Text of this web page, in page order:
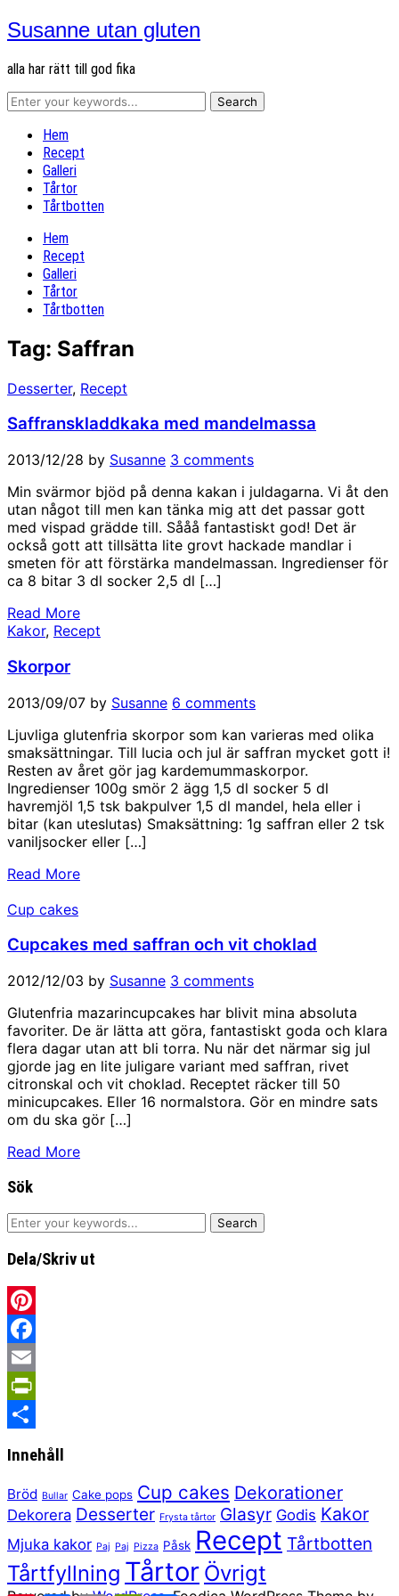
Susanne utan gluten
alla har rätt till god fika
Hem
Recept
Galleri
Tårtor
Tårtbotten
Hem
Recept
Galleri
Tårtor
Tårtbotten
Tag: Saffran
Desserter, Recept
Saffranskladdkaka med mandelmassa
2013/12/28 by Susanne 3 comments
Min svärmor bjöd på denna kakan i juldagarna. Vi åt den
utan något till men kan tänka mig att det passar gott
med vispad grädde till. Sååå fantastiskt god! Det är
också gott att tillsätta lite grovt hackade mandlar i
smeten för att förstärka mandelmassan. Ingredienser för
ca 8 bitar 3 dl socker 2,5 dl […]
Read More
Kakor, Recept
Skorpor
2013/09/07 by Susanne 6 comments
Ljuvliga glutenfria skorpor som kan varieras med olika
smaksättningar. Till lucia och jul är saffran mycket gott i!
Resten av året gör jag kardemummaskorpor.
Ingredienser 100g smör 2 ägg 1,5 dl socker 5 dl
havremjöl 1,5 tsk bakpulver 1,5 dl mandel, hela eller i
bitar (kan uteslutas) Smaksättning: 1g saffran eller 2 tsk
vaniljsocker eller […]
Read More
Cup cakes
Cupcakes med saffran och vit choklad
2012/12/03 by Susanne 3 comments
Glutenfria mazarincupcakes har blivit mina absoluta
favoriter. De är lätta att göra, fantastiskt goda och klara
flera dagar utan att bli torra. Nu när det närmar sig jul
gjorde jag en lite juligare variant med saffran, rivet
citronskal och vit choklad. Receptet räcker till 50
minicupcakes. Eller 16 normalstora. Gör en mindre sats
om du ska gör […]
Read More
Sök
Dela/Skriv ut
Pinterest
Facebook
Email
PrintFriendly
Innehåll
Bröd Bullar Cake pops Cup cakes Dekorationer
Dekorera Desserter Frysta tårtor Glasyr Godis Kakor
Mjuka kakor Paj Paj Pizza Påsk Recept Tårtbotten
Tårtfyllning Tårtor Övrigt